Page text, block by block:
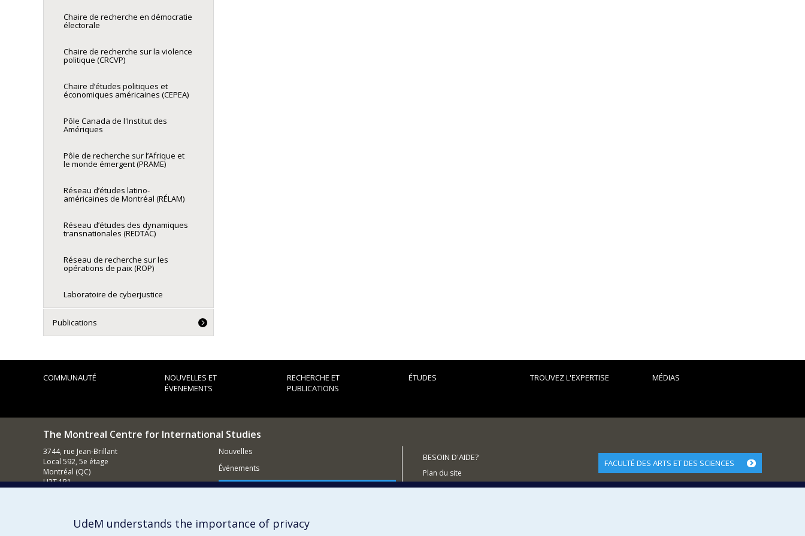
Chaire de recherche en démocratie
électorale
Chaire de recherche sur la violence
politique (CRCVP)
Chaire d’études politiques et
économiques américaines (CEPEA)
Pôle Canada de l'Institut des
Amériques
Pôle de recherche sur l’Afrique et
le monde émergent (PRAME)
Réseau d’études latino-
américaines de Montréal (RÉLAM)
Réseau d’études des dynamiques
transnationales (REDTAC)
Réseau de recherche sur les
opérations de paix (ROP)
Laboratoire de cyberjustice
Publications
COMMUNAUTÉ
NOUVELLES ET
ÉVENEMENTS
RECHERCHE ET
PUBLICATIONS
ÉTUDES TROUVEZ L'EXPERTISE MÉDIAS
The Montreal Centre for International Studies
3744, rue Jean-Brillant
Local 592, 5e étage
Montréal (QC)
H3T 1P1
Nouvelles
Événements
Comment soutenir le CÉRIUM?
BESOIN D'AIDE?
Plan du site
Signaler une erreur
FACULTÉ DES ARTS ET DES SCIENCES
Nos départements et écoles
UdeM understands the importance of privacy